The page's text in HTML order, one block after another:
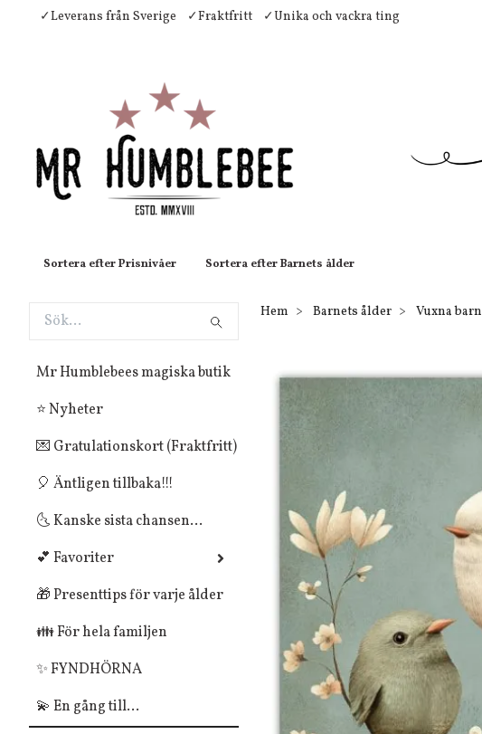
✓Leverans från Sverige ✓Fraktfritt ✓Unika och vackra ting
Sortera efter Prisnivåer Sortera efter Barnets ålder
Mr Humblebees magiska butik
⭐ Nyheter
💌 Gratulationskort (Fraktfritt)
🎈 Äntligen tillbaka!!!
🌜 Kanske sista chansen...
💕 Favoriter
🎁 Presenttips för varje ålder
👪 För hela familjen
✨ FYNDHÖRNA
💫 En gång till...
Hem Barnets ålder Vuxna barn